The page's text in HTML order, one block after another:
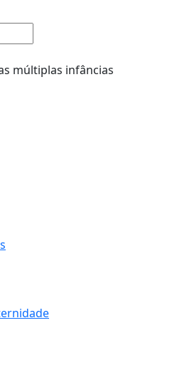
múltiplas infâncias